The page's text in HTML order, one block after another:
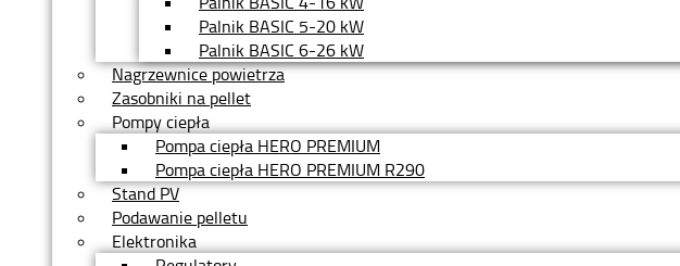
Palnik BASIC 5-20 kW
Palnik BASIC 6-26 kW
Nagrzewnice powietrza
Zasobniki na pellet
Pompy ciepła
Pompa ciepła HERO PREMIUM
Pompa ciepła HERO PREMIUM R290
Stand PV
Podawanie pelletu
Elektronika